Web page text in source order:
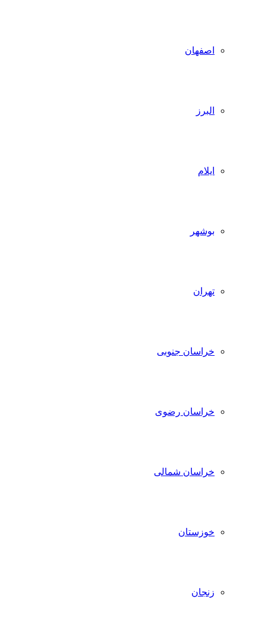
اصفهان
البرز
ایلام
بوشهر
تهران
خراسان جنوبی
خراسان رضوی
خراسان شمالی
خوزستان
زنجان